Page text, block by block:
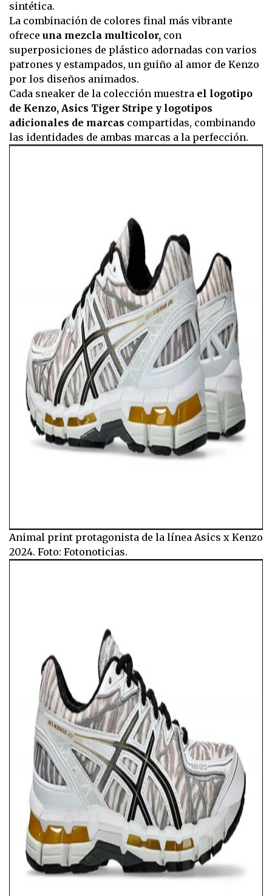
sintética.
La combinación de colores final más vibrante
ofrece una mezcla multicolor, con
superposiciones de plástico adornadas con varios
patrones y estampados, un guiño al amor de Kenzo
por los diseños animados.
Cada sneaker de la colección muestra el logotipo
de Kenzo, Asics Tiger Stripe y logotipos
adicionales de marcas compartidas, combinando
las identidades de ambas marcas a la perfección.
Animal print protagonista de la línea Asics x Kenzo
2024. Foto: Fotonoticias.